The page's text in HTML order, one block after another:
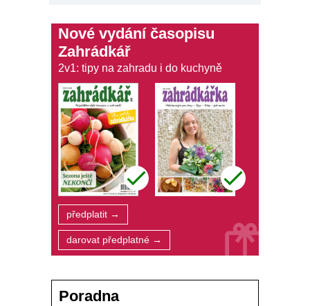
Nové vydání časopisu
Zahrádkář
2v1: tipy na zahradu i do kuchyně
předplatit →
darovat předplatné →
Poradna